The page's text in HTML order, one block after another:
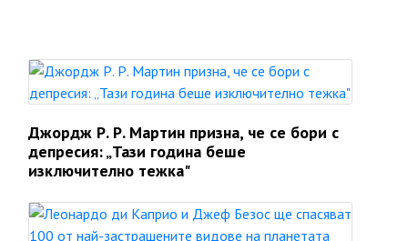
Джордж Р. Р. Мартин призна, че се бори с
депресия: „Тази година беше
изключително тежка"